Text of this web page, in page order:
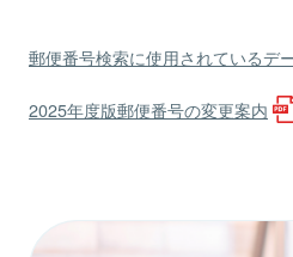
郵便番号検索に使用されているデ
2025年度版郵便番号の変更案内